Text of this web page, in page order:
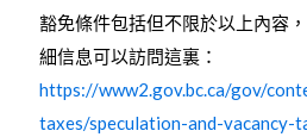
豁免條件包括但不限於以上內容
細信息可以訪問這裏：
https://www2.gov.bc.ca/gov/
taxes/speculation-and-vacancy-